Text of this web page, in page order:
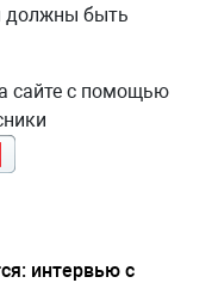
должны быть
сайте с помощью
интервью с